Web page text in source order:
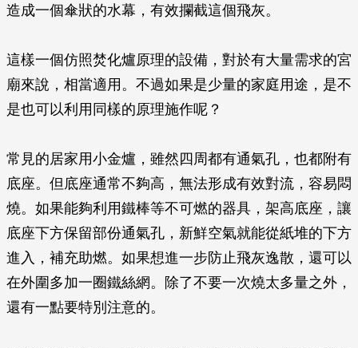
造成一個傘狀的水幕，有效攔截這個飛灰。
這樣一個仿照焚化爐原理的設備，對於有大量需求的宮
廟來說，相當適用。不過如果是少量的家庭用途，是不
是也可以利用同樣的原理施作呢？
常見的居家用小金爐，雖然四周都有通氣孔，也都附有
底座。但底座通常不夠高，無法形成有效對流，容易悶
燒。如果能夠利用鐵棒等不可燃的器具，架高底座，讓
底座下方保留部份通氣孔，新鮮空氣就能從紙堆的下方
進入，補充助燃。如果想進一步防止飛灰逸散，還可以
在外圍多加一圈鐵絲網。除了不要一次燒太多量之外，
還有一點要特別注意的。